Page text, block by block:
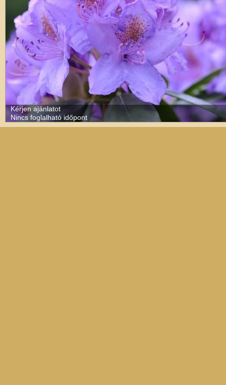
Kérjen ajánlatot
Nincs foglalható időpont